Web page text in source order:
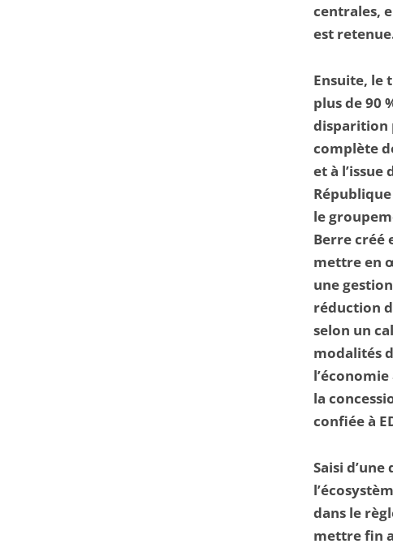
centrales,
est
Ensuite, le
plus de 90
disparition
complète
et à l’issue
le
Berre créé
mettre en
une
réduction
selon un
modalités
la
confiée à
Saisi
dans le
mettre fin